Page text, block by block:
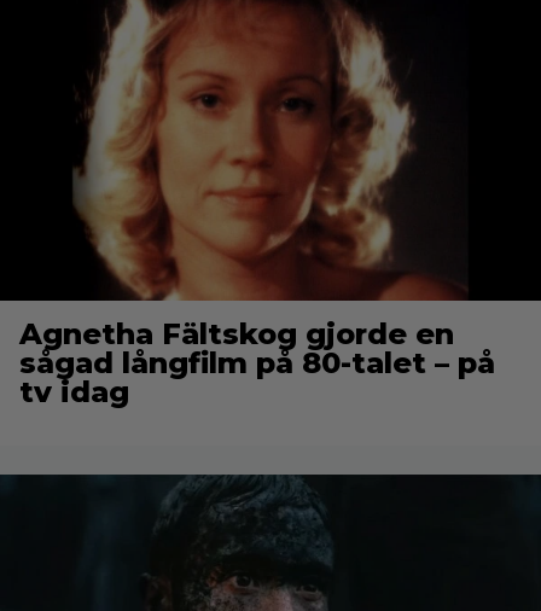
Agnetha Fältskog gjorde en
sågad långfilm på 80-talet – på
tv idag